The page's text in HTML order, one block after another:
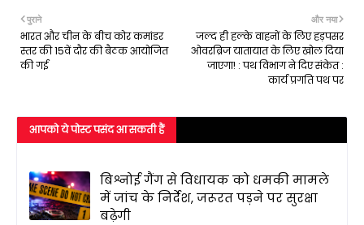
और नया
जल्द ही हल्के वाहनों के लिए हड़पसर
ओवरब्रिज यातायात के लिए खोल दिया
जाएगा! : पथ विभाग ने दिए संकेत :
कार्य प्रगति पथ पर
पुराने
भारत और चीन के बीच कोर कमांडर
स्तर की 15वें दौर की बैठक आयोजित
की गई
आपको ये पोस्ट पसंद आ सकती हैं
बिश्नोई गैंग से विधायक को धमकी मामले
में जांच के निर्देश, जरूरत पड़ने पर सुरक्षा
बढ़ेगी